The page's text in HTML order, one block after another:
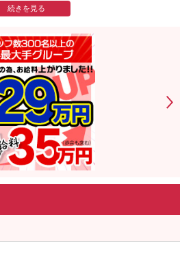
ト！更に30万円まで全員昇給!!
女性管理等の業務を行います。
来なくてもOK。
しています
ジネスと考えマジメに業務に取り組ん
り尊重し会社運営に役立てる、
社です。
に働きながら、高収入を目指しましょ
る環境を整えていますのでご安心下さ